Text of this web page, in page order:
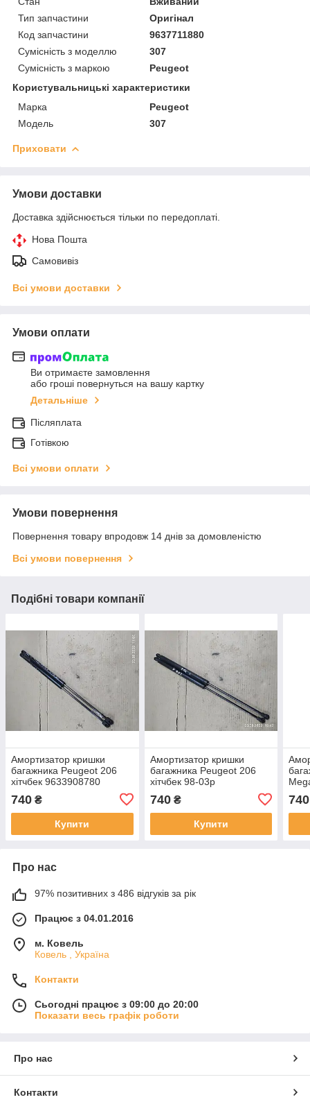
Тип запчастини
Оригінал
Код запчастини
9637711880
Сумісність з моделлю
307
Сумісність з маркою
Peugeot
Користувальницькі характеристики
Марка
Peugeot
Модель
307
Приховати
Умови доставки
Доставка здійснюється тільки по передоплаті.
Нова Пошта
Самовивіз
Всі умови доставки
Умови оплати
Ви отримаєте замовлення
або гроші повернуться на вашу картку
Детальніше
Післяплата
Готівкою
Всі умови оплати
Умови повернення
Повернення товару впродовж 14 днів за домовленістю
Всі умови повернення
Подібні товари компанії
Амортизатор кришки
багажника Peugeot 206
хітчбек 9633908780
740 ₴
Купити
Амортизатор кришки
багажника Peugeot 206
хітчбек 98-03р
740₴
Купити
740
Про нас
97% позитивних з 486 відгуків за рік
Працює з 04.01.2016
м. Ковель
Ковель , Україна
Контакти
Сьогодні працює з 09:00 до 20:00
Показати весь графік роботи
Про нас
Контакти